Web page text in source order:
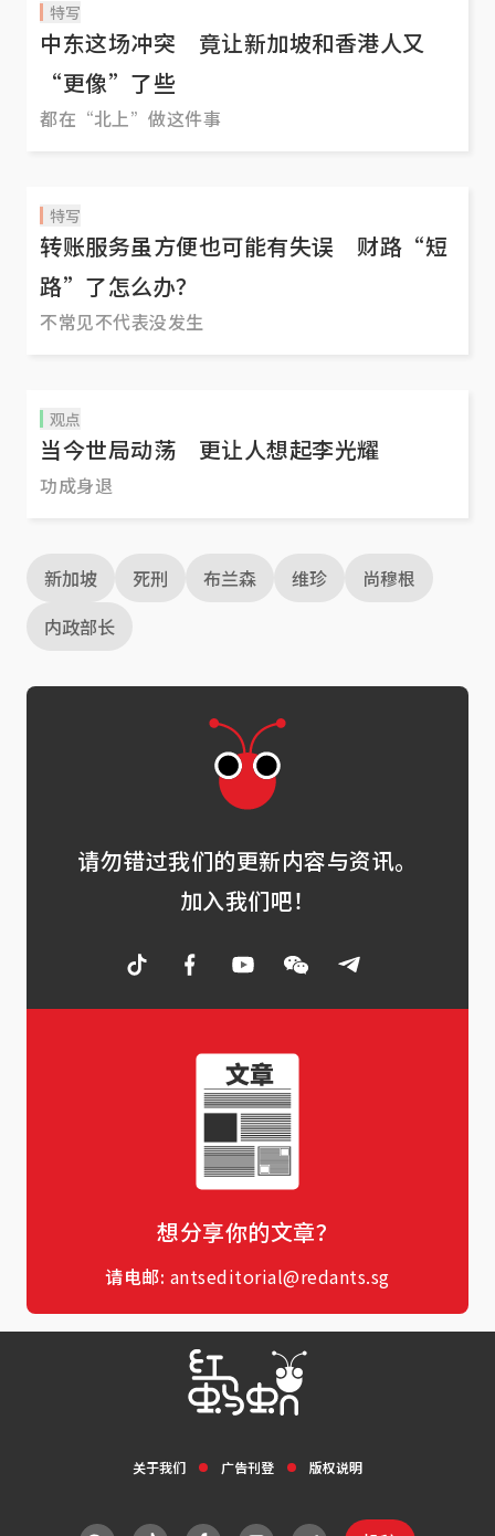
特写
中东这场冲突 竟让新加坡和香港人又
“更像”了些
都在“北上”做这件事
特写
转账服务虽方便也可能有失误 财路“短
路”了怎么办？
不常见不代表没发生
观点
当今世局动荡 更让人想起李光耀
功成身退
新加坡 死刑 布兰森 维珍
尚穆根
内政部长
请勿错过我们的更新内容与资讯。
加入我们吧！
想分享你的文章？
请电邮: antseditorial@redants.sg
关于我们 广告刊登 版权说明